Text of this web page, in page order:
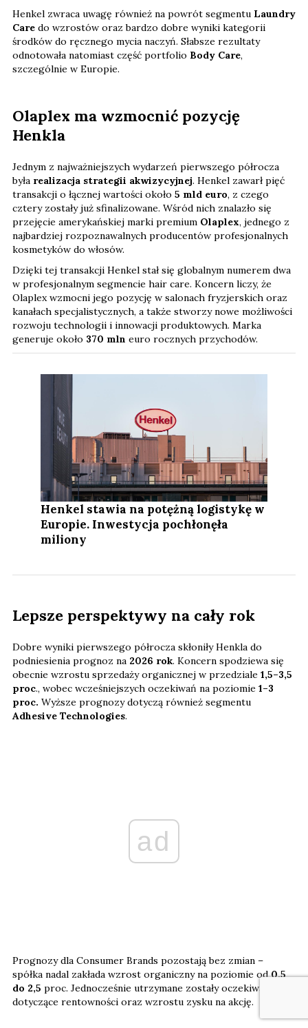
Henkel zwraca uwagę również na powrót segmentu Laundry
Care do wzrostów oraz bardzo dobre wyniki kategorii
środków do ręcznego mycia naczyń. Słabsze rezultaty
odnotowała natomiast część portfolio Body Care,
szczególnie w Europie.
Olaplex ma wzmocnić pozycję
Henkla
Jednym z najważniejszych wydarzeń pierwszego półrocza
była realizacja strategii akwizycyjnej. Henkel zawarł pięć
transakcji o łącznej wartości około 5 mld euro, z czego
cztery zostały już sfinalizowane. Wśród nich znalazło się
przejęcie amerykańskiej marki premium Olaplex, jednego z
najbardziej rozpoznawalnych producentów profesjonalnych
kosmetyków do włosów.
Dzięki tej transakcji Henkel stał się globalnym numerem dwa
w profesjonalnym segmencie hair care. Koncern liczy, że
Olaplex wzmocni jego pozycję w salonach fryzjerskich oraz
kanałach specjalistycznych, a także stworzy nowe możliwości
rozwoju technologii i innowacji produktowych. Marka
generuje około 370 mln euro rocznych przychodów.
Henkel stawia na potężną logistykę w
Europie. Inwestycja pochłonęła
miliony
Lepsze perspektywy na cały rok
Dobre wyniki pierwszego półrocza skłoniły Henkla do
podniesienia prognoz na 2026 rok. Koncern spodziewa się
obecnie wzrostu sprzedaży organicznej w przedziale 1,5–3,5
proc., wobec wcześniejszych oczekiwań na poziomie 1–3
proc. Wyższe prognozy dotyczą również segmentu
Adhesive Technologies.
ad
Prognozy dla Consumer Brands pozostają bez zmian –
spółka nadal zakłada wzrost organiczny na poziomie od0,5
do 2,5 proc. Jednocześnie utrzymane zostały oczekiwania
dotyczące rentowności oraz wzrostu zysku na akcję.